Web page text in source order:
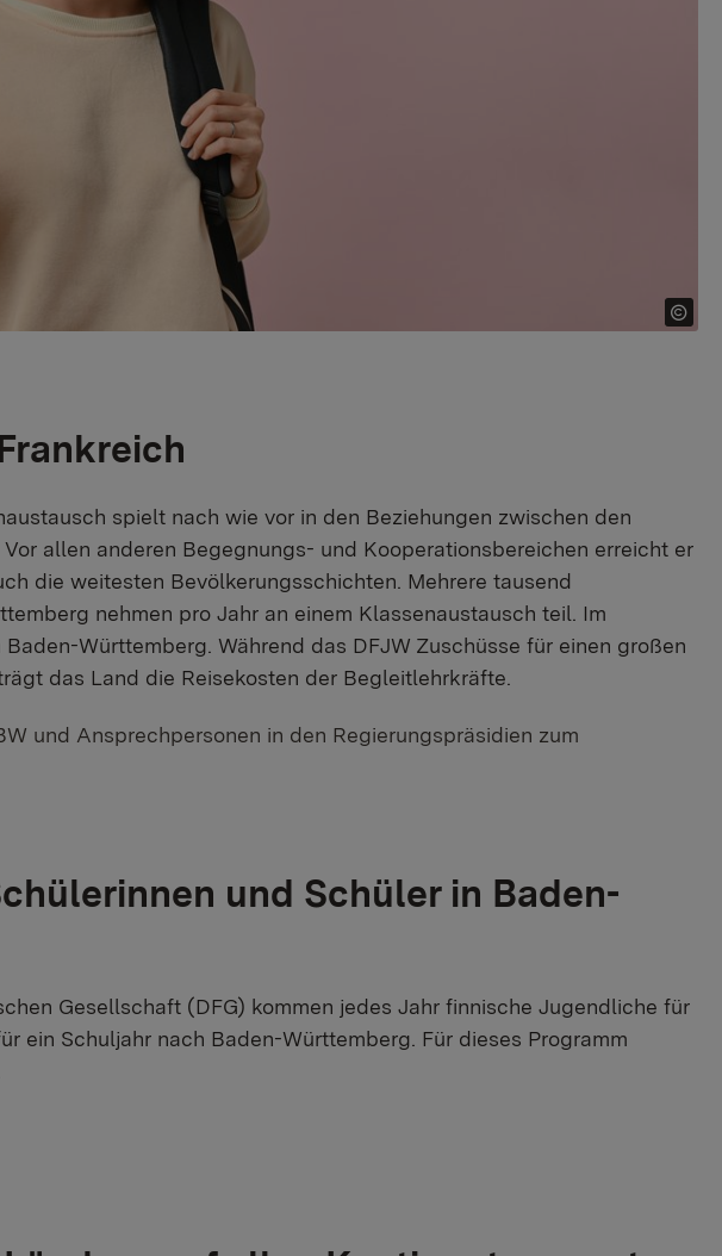
spielt nach wie vor in den Beziehungen zwischen den
allen anderen Begegnungs- und Kooperationsbereichen erreicht er
die weitesten Bevölkerungsschichten. Mehrere tausend
nehmen pro Jahr an einem Klassenaustausch teil. Im
Württemberg. Während das DFJW Zuschüsse für einen großen
das Land die Reisekosten der Begleitlehrkräfte.
und Ansprechpersonen in den Regierungspräsidien zum
und Schüler in Baden-
Gesellschaft (DFG) kommen jedes Jahr finnische Jugendliche für
ein Schuljahr nach Baden-Württemberg. Für dieses Programm